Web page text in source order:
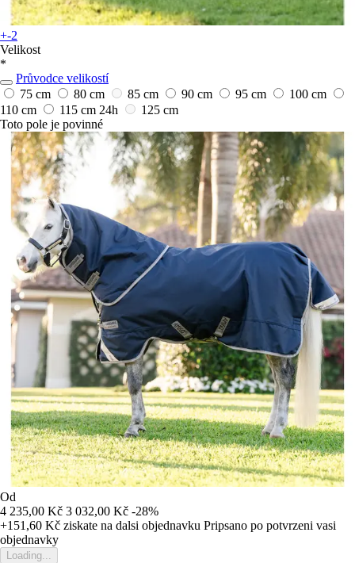
+-2
Velikost
*
Průvodce velikostí
75 cm
80 cm 85 cm 90 cm 95 cm
100 cm
110 cm
115 cm 24h
125 cm
Toto pole je povinné
Od
4 235,00 Kč 3 032,00 Kč -28%
+151,60 Kč ziskate na dalsi objednavku Pripsano po potvrzeni vasi
objednavky
Loading...